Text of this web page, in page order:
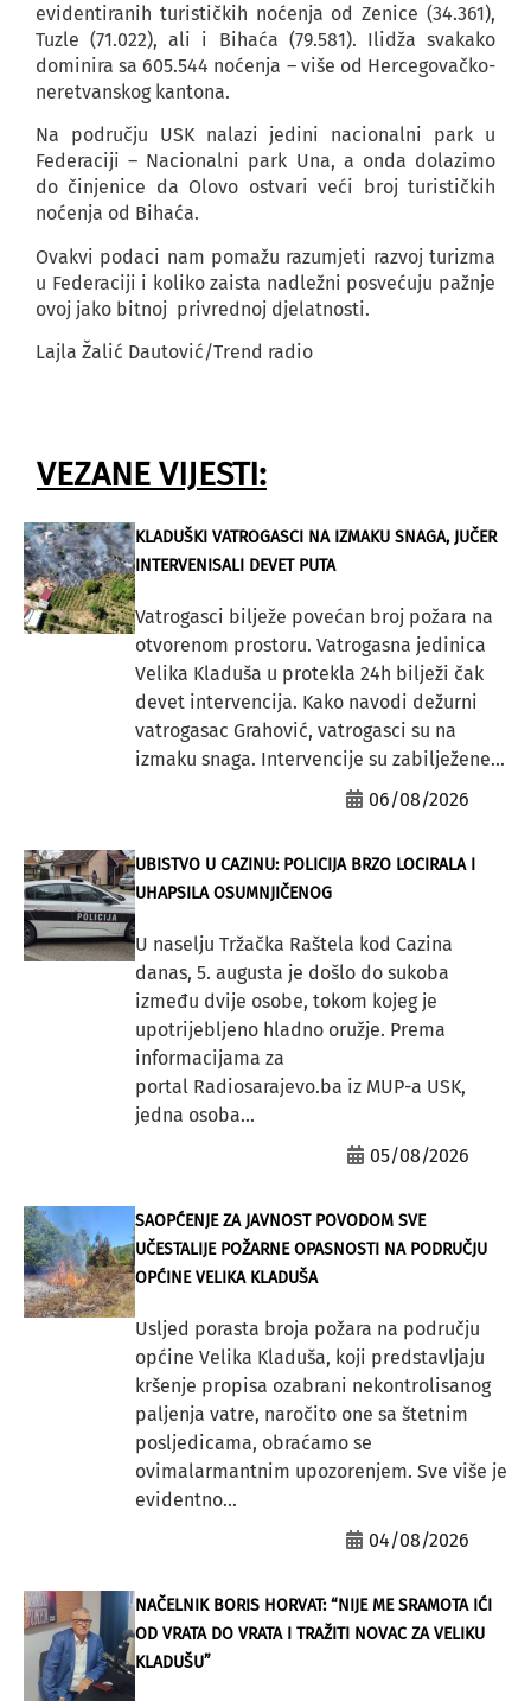
evidentiranih turističkih noćenja od Zenice (34.361),
Tuzle (71.022), ali i Bihaća (79.581). Ilidža svakako
dominira sa 605.544 noćenja – više od Hercegovačko-
neretvanskog kantona.
Na području USK nalazi jedini nacionalni park u
Federaciji – Nacionalni park Una, a onda dolazimo
do činjenice da Olovo ostvari veći broj turističkih
noćenja od Bihaća.
Ovakvi podaci nam pomažu razumjeti razvoj turizma
u Federaciji i koliko zaista nadležni posvećuju pažnje
ovoj jako bitnoj privrednoj djelatnosti.
Lajla Žalić Dautović/Trend radio
VEZANE VIJESTI:
KLADUŠKI VATROGASCI NA IZMAKU SNAGA, JUČER
INTERVENISALI DEVET PUTA
Vatrogasci bilježe povećan broj požara na
otvorenom prostoru. Vatrogasna jedinica
Velika Kladuša u protekla 24h bilježi čak
devet intervencija. Kako navodi dežurni
vatrogasac Grahović, vatrogasci su na
izmaku snaga. Intervencije su zabilježene...
06/08/2026
UBISTVO U CAZINU: POLICIJA BRZO LOCIRALA I
UHAPSILA OSUMNJIČENOG
U naselju Tržačka Raštela kod Cazina
danas, 5. augusta je došlo do sukoba
između dvije osobe, tokom kojeg je
upotrijebljeno hladno oružje. Prema
informacijama za
portal Radiosarajevo.ba iz MUP-a USK,
jedna osoba...
05/08/2026
SAOPĆENJE ZA JAVNOST POVODOM SVE
UČESTALIJE POŽARNE OPASNOSTI NA PODRUČJU
OPĆINE VELIKA KLADUŠA
Usljed porasta broja požara na području
općine Velika Kladuša, koji predstavljaju
kršenje propisa ozabrani nekontrolisanog
paljenja vatre, naročito one sa štetnim
posljedicama, obraćamo se
ovimalarmantnim upozorenjem. Sve više je
evidentno...
04/08/2026
NAČELNIK BORIS HORVAT: “NIJE ME SRAMOTA IĆI
OD VRATA DO VRATA I TRAŽITI NOVAC ZA VELIKU
KLADUŠU”